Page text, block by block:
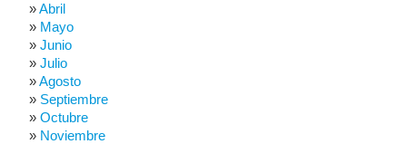
Abril
Mayo
Junio
Julio
Agosto
Septiembre
Octubre
Noviembre